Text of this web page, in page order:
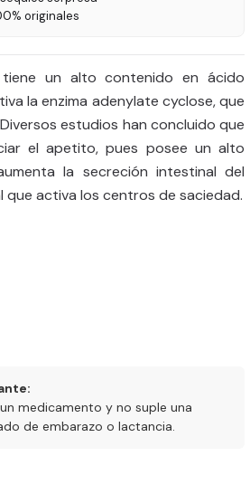
originales
un alto contenido en ácido
la enzima adenylate cyclose, que
estudios han concluido que
el apetito, pues posee un alto
la secreción intestinal del
que activa los centros de saciedad.
medicamento y no suple una
de embarazo o lactancia.